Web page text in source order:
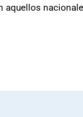
aquellos